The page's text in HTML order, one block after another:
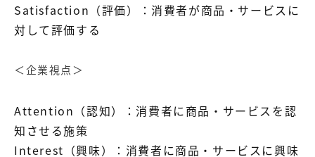
Satisfaction（評価）：消費者が商品・サービスに
対して評価する
＜企業視点＞
Attention（認知）：消費者に商品・サービスを認
知させる施策
Interest（興味）：消費者に商品・サービスに興味